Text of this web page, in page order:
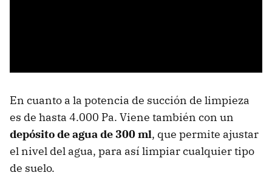
En cuanto a la potencia de succión de limpieza
es de hasta 4.000 Pa. Viene también con un
depósito de agua de 300 ml, que permite ajustar
el nivel del agua, para así limpiar cualquier tipo
de suelo.